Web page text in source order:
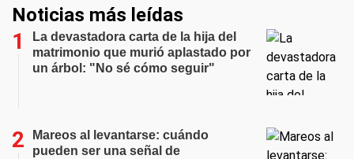
Noticias más leídas
La devastadora carta de la hija del
matrimonio que murió aplastado por
un árbol: "No sé cómo seguir"
Mareos al levantarse: cuándo
pueden ser una señal de